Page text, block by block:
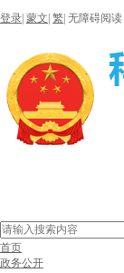
登录 蒙文 繁 无障碍阅读
首页
政务公开